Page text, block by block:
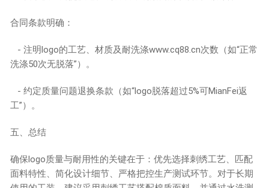
合同条款明确：
- 注明logo的工艺、材质及耐洗涤www.cq88.cn次数（如“正常
洗涤50次无脱落”）。
- 约定质量问题退换条款（如“logo脱落超过5%可MianFei返
工”）。
五、总结
确保logo质量与耐用性的关键在于：优先选择刺绣工艺、匹配
面料特性、简化设计细节、严格把控生产测试环节。对于长期